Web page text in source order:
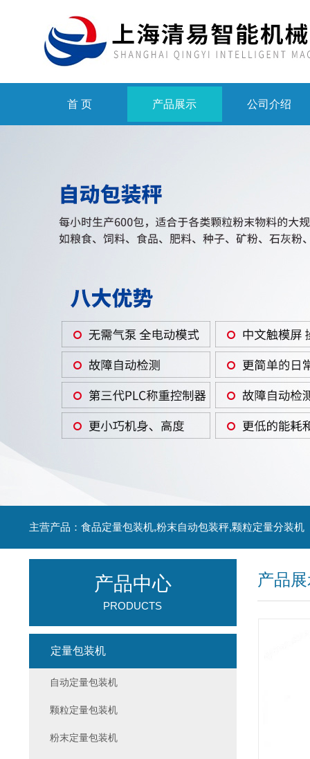
首 页 产品展示 公司介绍
主营产品：食品定量包装机,粉末自动包装秤,颗粒定量分装机
产品
产品中心
PRODUCTS
定量包装机
自动定量包装机
颗粒定量包装机
粉末定量包装机